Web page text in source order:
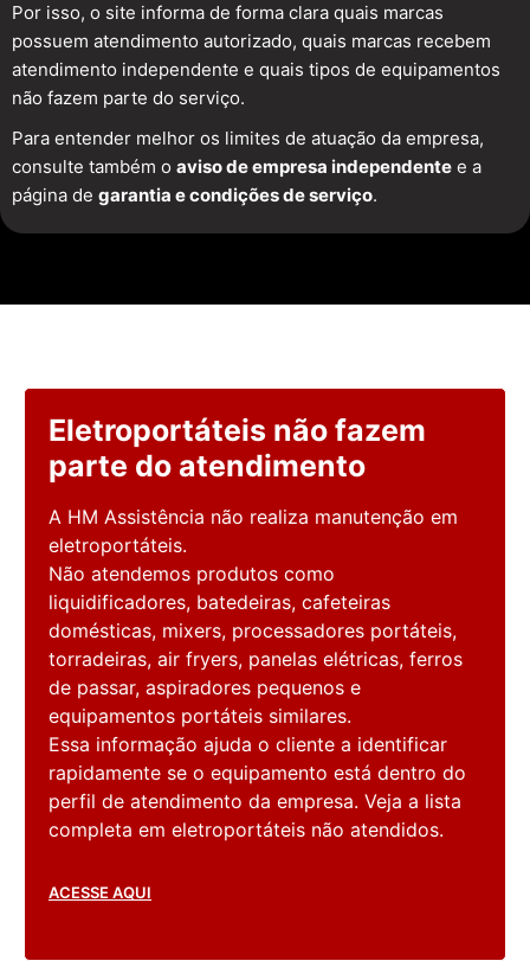
Por isso, o site informa de forma clara quais marcas
possuem atendimento autorizado, quais marcas recebem
atendimento independente e quais tipos de equipamentos
não fazem parte do serviço.
Para entender melhor os limites de atuação da empresa,
consulte também o aviso de empresa independente e a
página de garantia e condições de serviço.
Eletroportáteis não fazem
parte do atendimento
A HM Assistência não realiza manutenção em
eletroportáteis.
Não atendemos produtos como
liquidificadores, batedeiras, cafeteiras
domésticas, mixers, processadores portáteis,
torradeiras, air fryers, panelas elétricas, ferros
de passar, aspiradores pequenos e
equipamentos portáteis similares.
Essa informação ajuda o cliente a identificar
rapidamente se o equipamento está dentro do
perfil de atendimento da empresa. Veja a lista
completa em eletroportáteis não atendidos.
ACESSE AQUI